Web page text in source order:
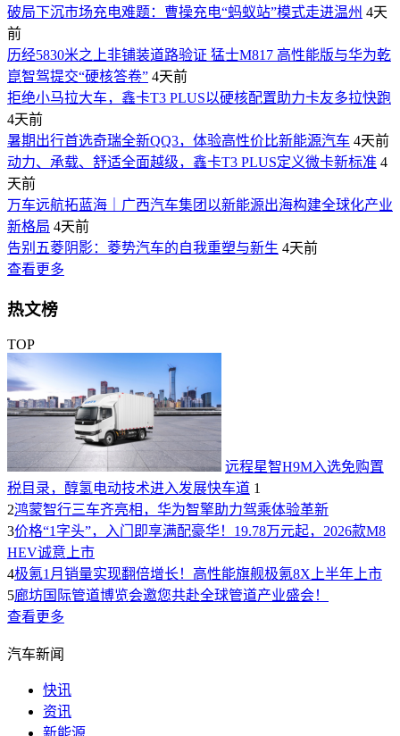
破局下沉市场充电难题：曹操充电“蚂蚁站”模式走进温州 4天
前
历经5830米之上非铺装道路验证 猛士M817 高性能版与华为乾
崑智驾提交“硬核答卷” 4天前
拒绝小马拉大车，鑫卡T3 PLUS以硬核配置助力卡友多拉快跑
4天前
暑期出行首选奇瑞全新QQ3，体验高性价比新能源汽车 4天前
动力、承载、舒适全面越级，鑫卡T3 PLUS定义微卡新标准 4
天前
万车远航拓蓝海｜广西汽车集团以新能源出海构建全球化产业
新格局 4天前
告别五菱阴影：菱势汽车的自我重塑与新生 4天前
查看更多
热文榜
TOP
远程星智H9M入选免购置
税目录，醇氢电动技术进入发展快车道 1
2鸿蒙智行三车齐亮相，华为智擎助力驾乘体验革新
3价格“1字头”，入门即享满配豪华！19.78万元起，2026款M8
HEV诚意上市
4极氪1月销量实现翻倍增长！高性能旗舰极氪8X上半年上市
5廊坊国际管道博览会邀您共赴全球管道产业盛会！
查看更多
汽车新闻
快讯
资讯
新能源